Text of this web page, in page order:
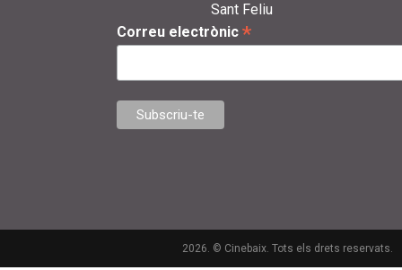
Sant Feliu
Correu electrònic *
2026. © Cinebaix. Tots els drets reservats.